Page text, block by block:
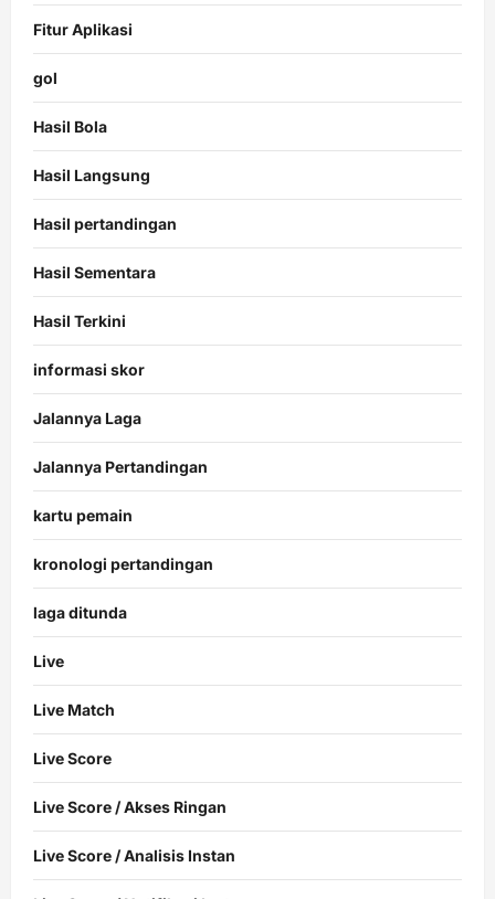
Fitur Aplikasi
gol
Hasil Bola
Hasil Langsung
Hasil pertandingan
Hasil Sementara
Hasil Terkini
informasi skor
Jalannya Laga
Jalannya Pertandingan
kartu pemain
kronologi pertandingan
laga ditunda
Live
Live Match
Live Score
Live Score / Akses Ringan
Live Score / Analisis Instan